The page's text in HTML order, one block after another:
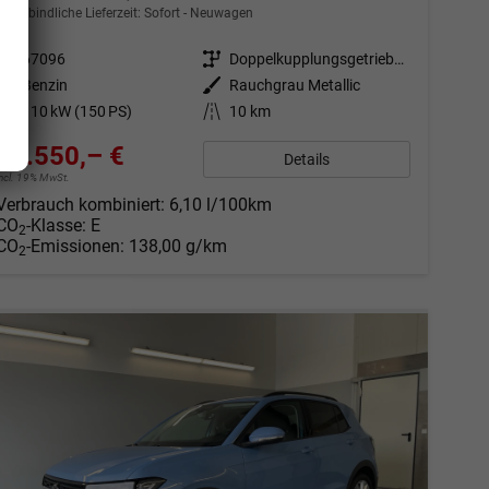
unverbindliche Lieferzeit: Sofort Neuwagen
67096 Getriebe
Doppelkupplungsgetriebe (DSG)
Benzin Außenfarbe
Rauchgrau Metallic
110 kW (150 PS) Kilometerstand 10 km
28.550,– €
19% MwSt.
Details
kombiniert: 6,10 l/100km
2-Klasse: E
2-Emissionen: 138,00 g/km